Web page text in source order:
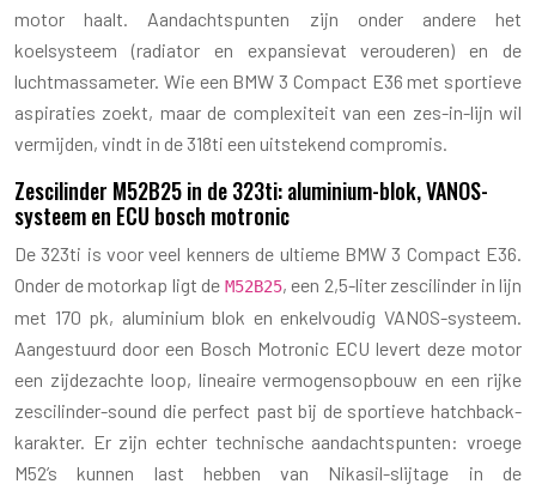
motor haalt. Aandachtspunten zijn onder andere het
koelsysteem (radiator en expansievat verouderen) en de
luchtmassameter. Wie een BMW 3 Compact E36 met sportieve
aspiraties zoekt, maar de complexiteit van een zes-in-lijn wil
vermijden, vindt in de 318ti een uitstekend compromis.
Zescilinder M52B25 in de 323ti: aluminium-blok, VANOS-
systeem en ECU bosch motronic
De 323ti is voor veel kenners de ultieme BMW 3 Compact E36.
Onder de motorkap ligt de M52B25, een 2,5-liter zescilinder in lijn
met 170 pk, aluminium blok en enkelvoudig VANOS-systeem.
Aangestuurd door een Bosch Motronic ECU levert deze motor
een zijdezachte loop, lineaire vermogensopbouw en een rijke
zescilinder-sound die perfect past bij de sportieve hatchback-
karakter. Er zijn echter technische aandachtspunten: vroege
M52’s kunnen last hebben van Nikasil-slijtage in de